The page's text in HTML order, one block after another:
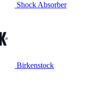
Shock Absorber
Birkenstock